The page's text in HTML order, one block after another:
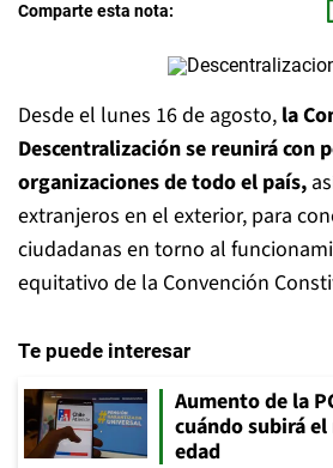
Comparte esta nota:
Desde el lunes 16 de agosto, la
Descentralización se reunirá con
organizaciones de todo el país,
extranjeros en el exterior, para
ciudadanas en torno al
equitativo de la Convención
Te puede interesar
Aumento de la
cuándo subirá
edad